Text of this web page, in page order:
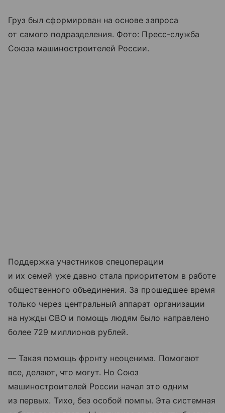
Груз был сформирован на основе запроса
от самого подразделения. Фото: Пресс-служба
Союза машиностроителей России.
Поддержка участников спецоперации
и их семей уже давно стала приоритетом в работе
общественного объединения. За прошедшее время
только через центральный аппарат организации
на нужды СВО и помощь людям было направлено
более 729 миллионов рублей.
— Такая помощь фронту неоценима. Помогают
все, делают, что могут. Но Союз
машиностроителей России начал это одним
из первых. Тихо, без особой помпы. Эта системная